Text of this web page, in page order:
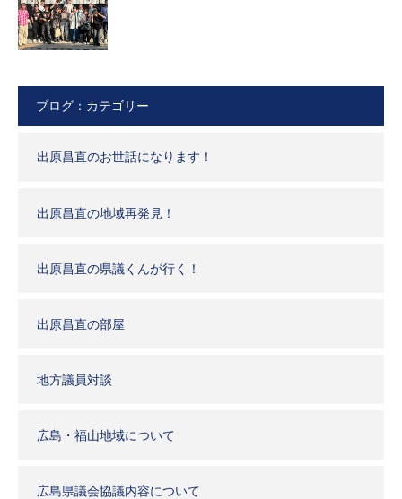
ブログ：カテゴリー
出原昌直のお世話になります！
出原昌直の地域再発見！
出原昌直の県議くんが行く！
出原昌直の部屋
地方議員対談
広島・福山地域について
広島県議会協議内容について